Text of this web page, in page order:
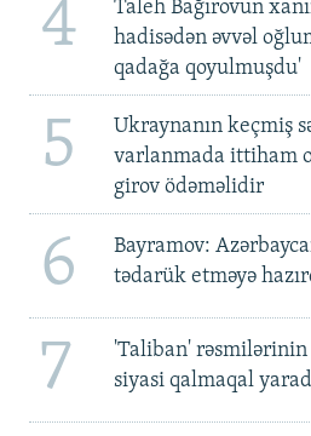
4
Taleh Bağırovun
hadisədən əvvəl
qadağa qoyulmuşdu'
5
Ukraynanın keçmiş
varlanmada ittiham
girov ödəməlidir
6
Bayramov:
tədarük etməyə
7
'Taliban' rəsmilərinin
siyasi qalmaqal